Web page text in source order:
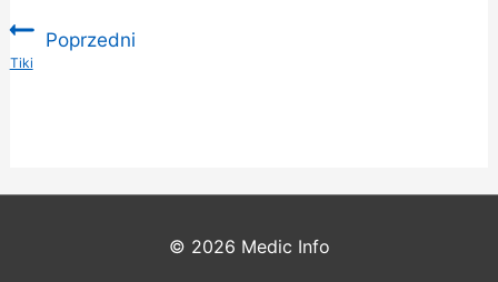
Poprzedni
:Tiki
© 2026 Medic Info